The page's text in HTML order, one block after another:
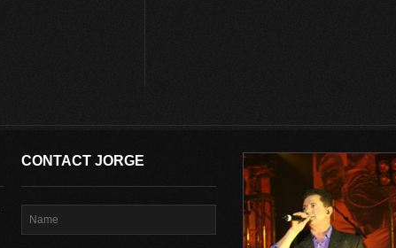
CONTACT JORGE